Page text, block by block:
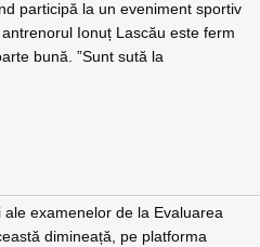
participă la un eveniment sportiv
Ionuț Lascău este ferm
bună. ”Sunt sută la
examenelor de la Evaluarea
dimineață, pe platforma